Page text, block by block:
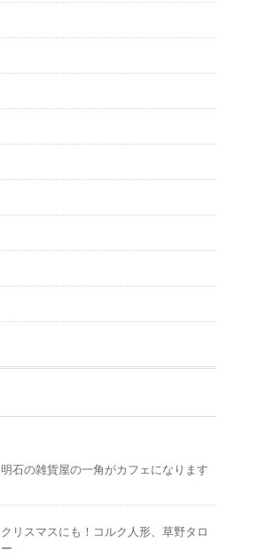
明石の雑貨屋の一角がカフェになります
クリスマスにも！コルク人形、草野タロ
ー